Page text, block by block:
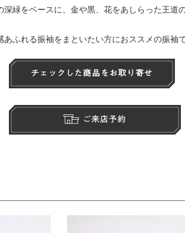
深緑をベースに、金や黒、花をあしらった王道
あふれる振袖をまといたい方におススメの振袖で